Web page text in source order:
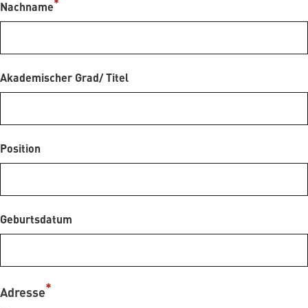
Nachname
Akademischer Grad/ Titel
Position
Geburtsdatum
Adresse